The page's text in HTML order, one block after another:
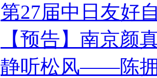
第27届中日友好
【预告】南京颜
静听松风——陈